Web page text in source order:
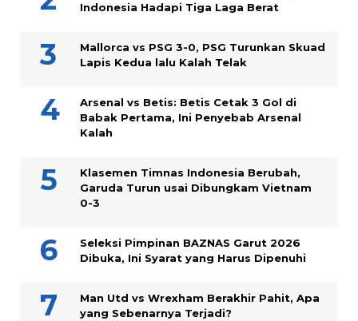
Indonesia Hadapi Tiga Laga Berat
Mallorca vs PSG 3-0, PSG Turunkan Skuad
Lapis Kedua lalu Kalah Telak
Arsenal vs Betis: Betis Cetak 3 Gol di
Babak Pertama, Ini Penyebab Arsenal
Kalah
Klasemen Timnas Indonesia Berubah,
Garuda Turun usai Dibungkam Vietnam
0-3
Seleksi Pimpinan BAZNAS Garut 2026
Dibuka, Ini Syarat yang Harus Dipenuhi
Man Utd vs Wrexham Berakhir Pahit, Apa
yang Sebenarnya Terjadi?